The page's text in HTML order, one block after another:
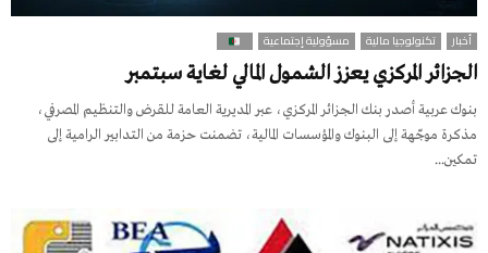
أخبار تكنولوجيا مالية مسؤولية إجتماعية
الجزائر المركزي يعزز الشمول المالي لغاية سبتمبر
بنوك عربية أصدر بنك الجزائر المركزي، عبر المديرية العامة للقرض والتنظيم المصرفي،
مذكرة موجّهة إلى البنوك والمؤسسات المالية، تضمنت حزمة من التدابير الرامية إلى
تمكين...